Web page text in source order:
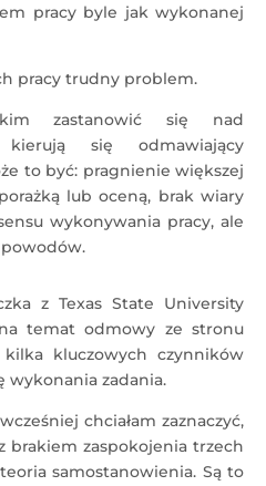
pracy byle jak wykonanej
pracy trudny problem.
zastanowić się nad
się odmawiający
to być: pragnienie większej
lub oceną, brak wiary
wykonywania pracy, ale
z Texas State University
temat odmowy ze stronu
kluczowych czynników
wykonania zadania.
chciałam zaznaczyć,
brakiem zaspokojenia trzech
samostanowienia. Są to